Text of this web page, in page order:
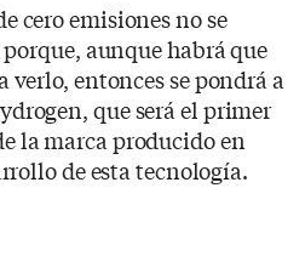
cero emisiones no se
aunque habrá que
verlo, entonces se pondrá a
que será el primer
la marca producido en
de esta tecnología.